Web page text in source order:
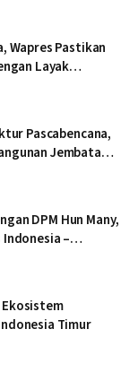
Wapres Pastikan
Layak
Pascabencana,
Jembatan
DPM Hun Many,
–
Timur